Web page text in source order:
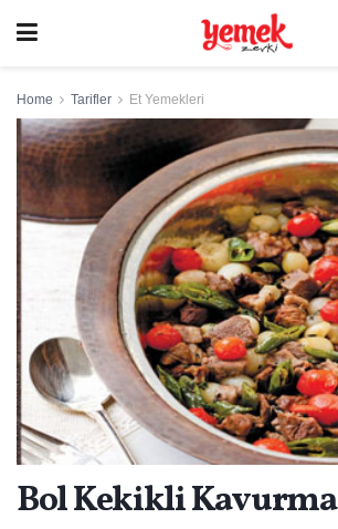
Home Tarifler Et Yemekleri
Bol Kekikli Kavurma